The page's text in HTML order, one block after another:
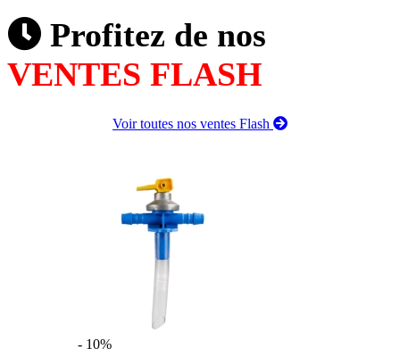
Profitez de nos
VENTES FLASH
Voir toutes nos ventes Flash
- 10%